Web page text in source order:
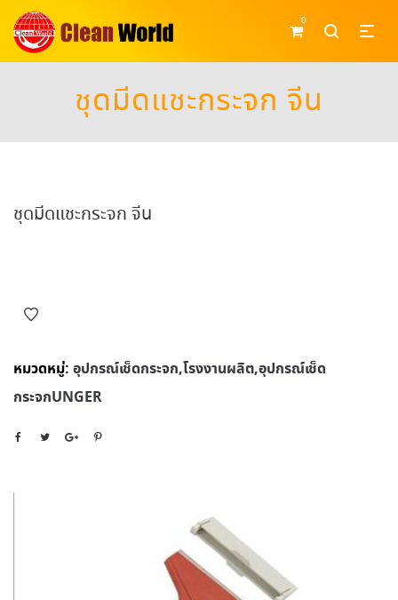
0
ชุดมีดแชะกระจก จีน
ชุดมีดแชะกระจก จีน
หมวดหมู่: อุปกรณ์เช็ดกระจก,โรงงานผลิต,อุปกรณ์เช็ด
กระจกUNGER